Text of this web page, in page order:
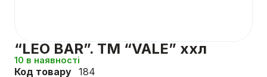
“LEO BAR”. TM “VALE” ххл
10 в наявності
Код товару 184